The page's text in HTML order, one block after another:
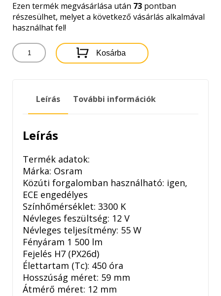
Ezen termék megvásárlása után 73 pontban
részesülhet, melyet a következő vásárlás alkalmával
használhat fel!
OSRAM
NIGHT
Kosárba
Leírás További információk
Leírás
Termék adatok:
Márka: Osram
Közúti forgalomban használható: igen,
ECE engedélyes
Színhőmérséklet: 3300 K
Névleges feszültség: 12 V
Névleges teljesítmény: 55 W
Fényáram 1 500 lm
Fejelés H7 (PX26d)
Élettartam (Tc): 450 óra
Hosszúság méret: 59 mm
Átmérő méret: 12 mm